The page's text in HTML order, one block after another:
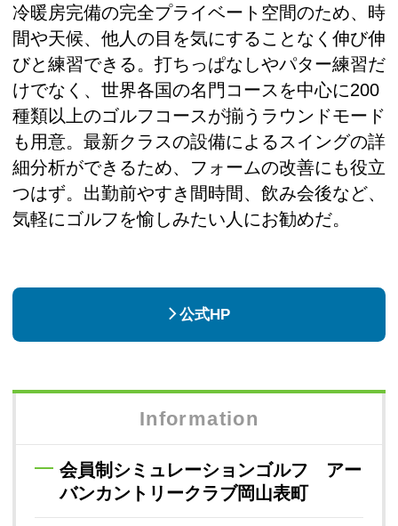
冷暖房完備の完全プライベート空間のため、時
間や天候、他人の目を気にすることなく伸び伸
びと練習できる。打ちっぱなしやパター練習だ
けでなく、世界各国の名門コースを中心に200
種類以上のゴルフコースが揃うラウンドモード
も用意。最新クラスの設備によるスイングの詳
細分析ができるため、フォームの改善にも役立
つはず。出勤前やすき間時間、飲み会後など、
気軽にゴルフを愉しみたい人にお勧めだ。
公式HP
Information
会員制シミュレーションゴルフ アー
バンカントリークラブ岡山表町